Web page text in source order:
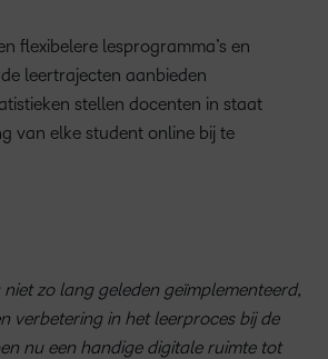
flexibelere lesprogramma’s en
leertrajecten aanbieden
stellen docenten in staat
van elke student online bij te
zo lang geleden geïmplementeerd,
verbetering in het leerproces bij de
nu een handige digitale ruimte tot